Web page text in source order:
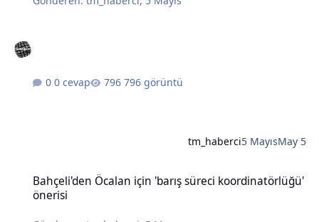
0 cevap 796 görüntü
tm_haberci5 MayısMay 5
Bahçeli'den Öcalan için 'barış süreci koordinatörlüğü'
önerisi